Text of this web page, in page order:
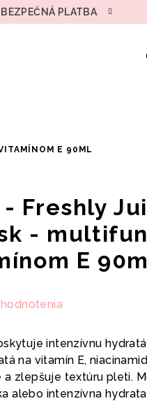
PLATBA
E 90ML
- Freshly
-
E
intenzívnu
na vitamín E,
a zlepšuje textúru pleti.
alebo intenzívna